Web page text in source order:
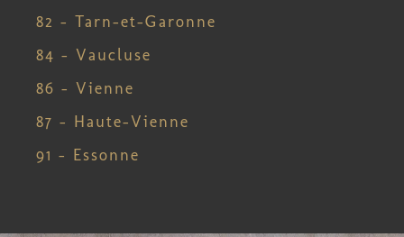
82 – Tarn-et-Garonne
84 – Vaucluse
86 – Vienne
87 – Haute-Vienne
91 – Essonne